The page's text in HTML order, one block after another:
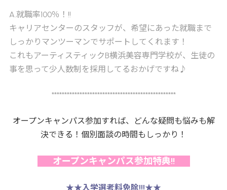
A.就職率100％！!!
キャリアセンターのスタッフが、希望にあった就職まで
しっかりマンツーマンでサポートしてくれます！
これもアーティスティックB横浜美容専門学校が、生徒の
事を思って少人数制を採用してるおかげですね♪
*************************************************
オープンキャンパス参加すれば、どんな疑問も悩みも解
決できる！個別面談の時間もしっかり！
オープンキャンパス参加特典!!
★★入学選考料免除!!!★★